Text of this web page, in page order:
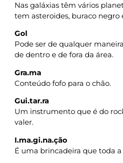
Nas galáxias têm vários
tem asteroides, buraco negro
Gol
Pode ser de qualquer
de dentro e de fora da área.
Gra.ma
Conteúdo fofo para o chão.
Gui.tar.ra
Um instrumento que é do
valer.
I.ma.gi.na.ção
É uma brincadeira que toda a